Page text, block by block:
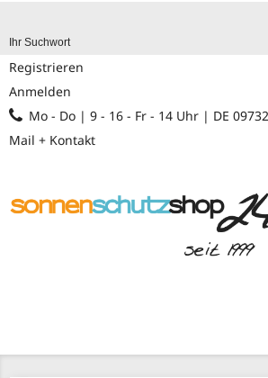
Registrieren
Anmelden
Mo - Do | 9 - 16 - Fr - 14 Uhr | DE
Mail + Kontakt